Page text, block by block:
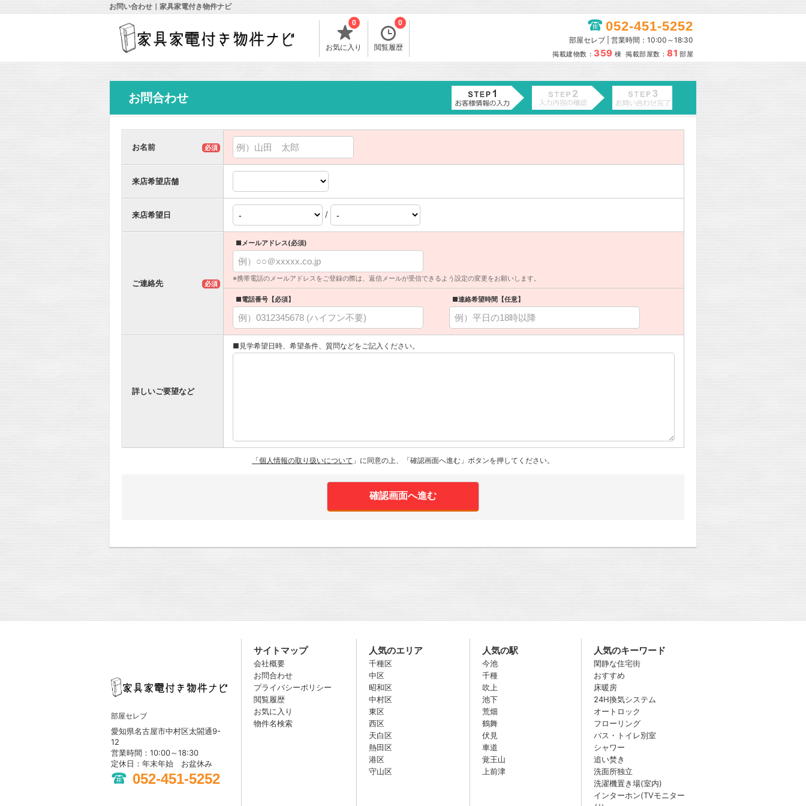
お問い合わせ｜家具家電付き物件ナビ
お気に入り
0
閲覧履歴
0 052-451-5252
部屋セレブ | 営業時間：10:00～18:30
掲載建物数： 359 棟 掲載部屋数： 81 部屋
お問合わせ
お名前 必須
来店希望店舗
来店希望日 /
ご連絡先 必須
■メールアドレス(必須)
※携帯電話のメールアドレスをご登録の際は、返信メールが受信できるよう設定の変更をお願いします。
■電話番号【必須】 ■連絡希望時間【任意】
詳しいご要望など
■見学希望日時、希望条件、質問などをご記入ください。
「個人情報の取り扱いについて 」に同意の上、「確認画面へ進む」ボタンを押してください。
部屋セレブ
愛知県名古屋市中村区太閤通9-
12
営業時間：10:00～18:30
定休日：年末年始 お盆休み
052-451-5252
サイトマップ
会社概要
お問合わせ
プライバシーポリシー
閲覧履歴
お気に入り
物件名検索
人気のエリア
千種区
中区
昭和区
中村区
東区
西区
天白区
熱田区
港区
守山区
人気の駅
今池
千種
吹上
池下
荒畑
鶴舞
伏見
車道
覚王山
上前津
人気のキーワード
閑静な住宅街
おすすめ
床暖房
24H換気システム
オートロック
フローリング
バス・トイレ別室
シャワー
追い焚き
洗面所独立
洗濯機置き場(室内)
インターホン(TVモニター